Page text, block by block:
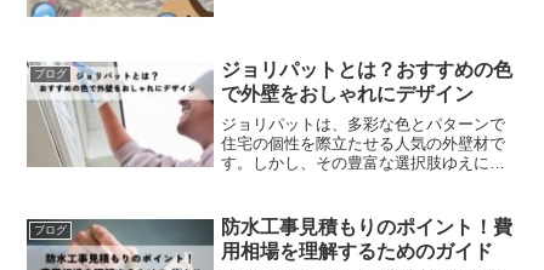
け、塗装班が手直...
ブログ
ジョリパットとは？おすすめの色
で外壁をおしゃれにデザイン
ジョリパットは、多彩な色とパターンで
住宅の個性を際立たせる人気の外壁材で
す。しかし、その豊富な選択肢ゆえに、
討する際に、外壁の色選びは重要な決定
事項です。今回は、ジョリ...
ブログ
防水工事見積もりのポイント！費
用相場を理解するためのガイド